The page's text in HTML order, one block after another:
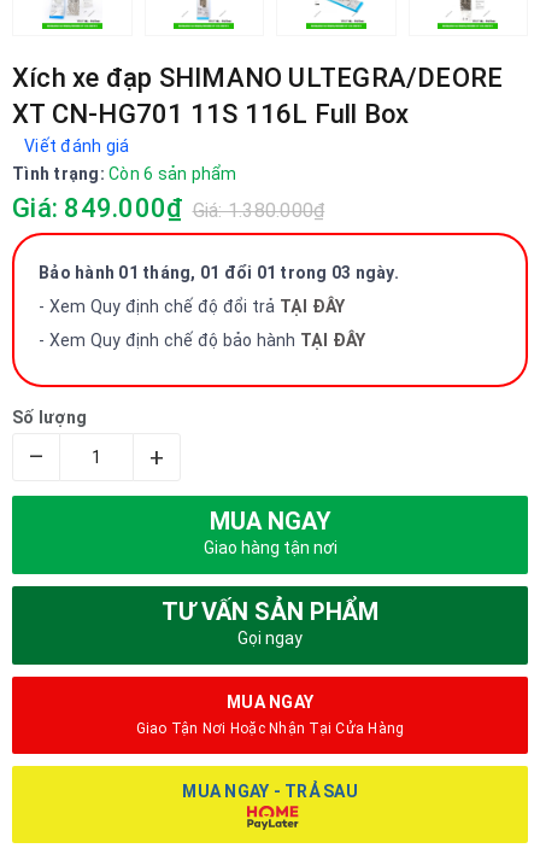
Xích xe đạp SHIMANO ULTEGRA/DEORE
XT CN-HG701 11S 116L Full Box
Viết đánh giá
Tình trạng: Còn 6 sản phẩm
Giá: 849.000₫ Giá: 1.380.000₫
Bảo hành 01 tháng, 01 đổi 01 trong 03 ngày.
- Xem Quy định chế độ đổi trả TẠI ĐÂY
- Xem Quy định chế độ bảo hành TẠI ĐÂY
Số lượng
– +
MUA NGAY
Giao hàng tận nơi
TƯ VẤN SẢN PHẨM
Gọi ngay
MUA NGAY
Giao Tận Nơi Hoặc Nhận Tại Cửa Hàng
MUA NGAY - TRẢ SAU